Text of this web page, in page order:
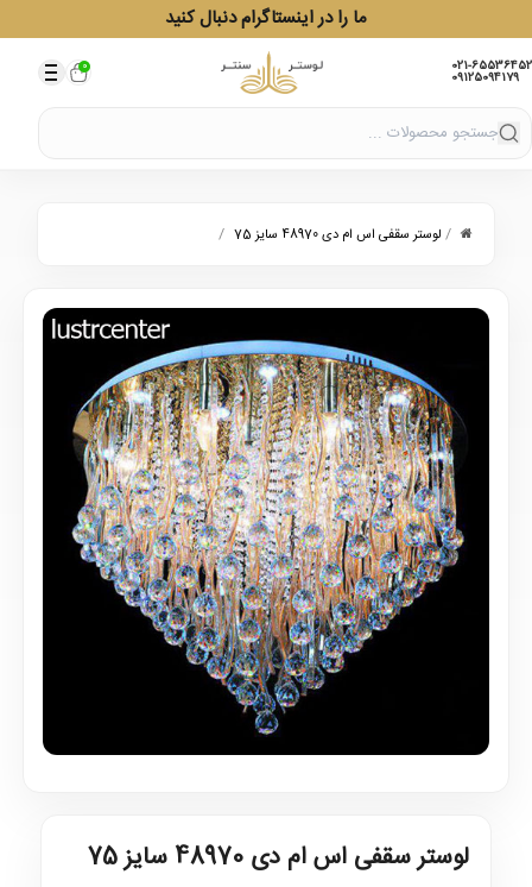
ما را در اینستاگرام دنبال کنید
021-65536452
09125094179
0
/ لوستر سقفی اس ام دی 48970 سایز 75 /
لوستر سقفی اس ام دی 48970 سایز 75